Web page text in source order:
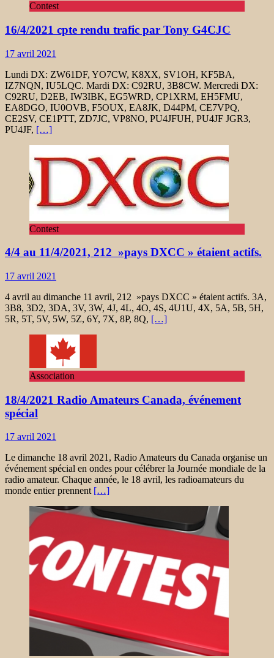
Contest
16/4/2021 cpte rendu trafic par Tony G4CJC
17 avril 2021
Lundi DX: ZW61DF, YO7CW, K8XX, SV1OH, KF5BA,
IZ7NQN, IU5LQC. Mardi DX: C92RU, 3B8CW. Mercredi DX:
C92RU, D2EB, IW3IBK, EG5WRD, CP1XRM, EH5FMU,
EA8DGO, IU0OVB, F5OUX, EA8JK, D44PM, CE7VPQ,
CE2SV, CE1PTT, ZD7JC, VP8NO, PU4JFUH, PU4JF JGR3,
PU4JF, […]
Contest
4/4 au 11/4/2021, 212 »pays DXCC » étaient actifs.
17 avril 2021
4 avril au dimanche 11 avril, 212 »pays DXCC » étaient actifs. 3A,
3B8, 3D2, 3DA, 3V, 3W, 4J, 4L, 4O, 4S, 4U1U, 4X, 5A, 5B, 5H,
5R, 5T, 5V, 5W, 5Z, 6Y, 7X, 8P, 8Q, […]
Association
18/4/2021 Radio Amateurs Canada, événement
spécial
17 avril 2021
Le dimanche 18 avril 2021, Radio Amateurs du Canada organise un
événement spécial en ondes pour célébrer la Journée mondiale de la
radio amateur. Chaque année, le 18 avril, les radioamateurs du
monde entier prennent […]